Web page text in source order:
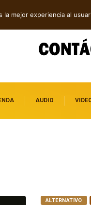
AUDIO
ALTERNATIVO
la mejor experiencia al